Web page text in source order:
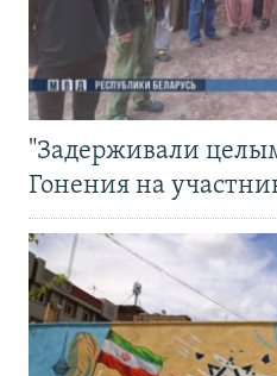
"Задерживали
Гонения на